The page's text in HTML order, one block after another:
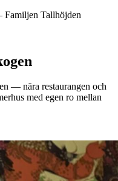
Familjen Tallhöjden
— nära restaurangen och
med egen ro mellan